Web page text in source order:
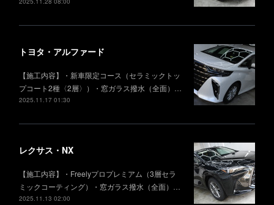
トヨタ・アルファード
【施工内容】・新車限定コース（セラミックトッ
プコート2種〈2層〉）・窓ガラス撥水（全面）…
2025.11.17 01:30
レクサス・NX
【施工内容】・Freelyプロプレミアム（3層セラ
ミックコーティング）・窓ガラス撥水（全面）…
2025.11.13 02:00